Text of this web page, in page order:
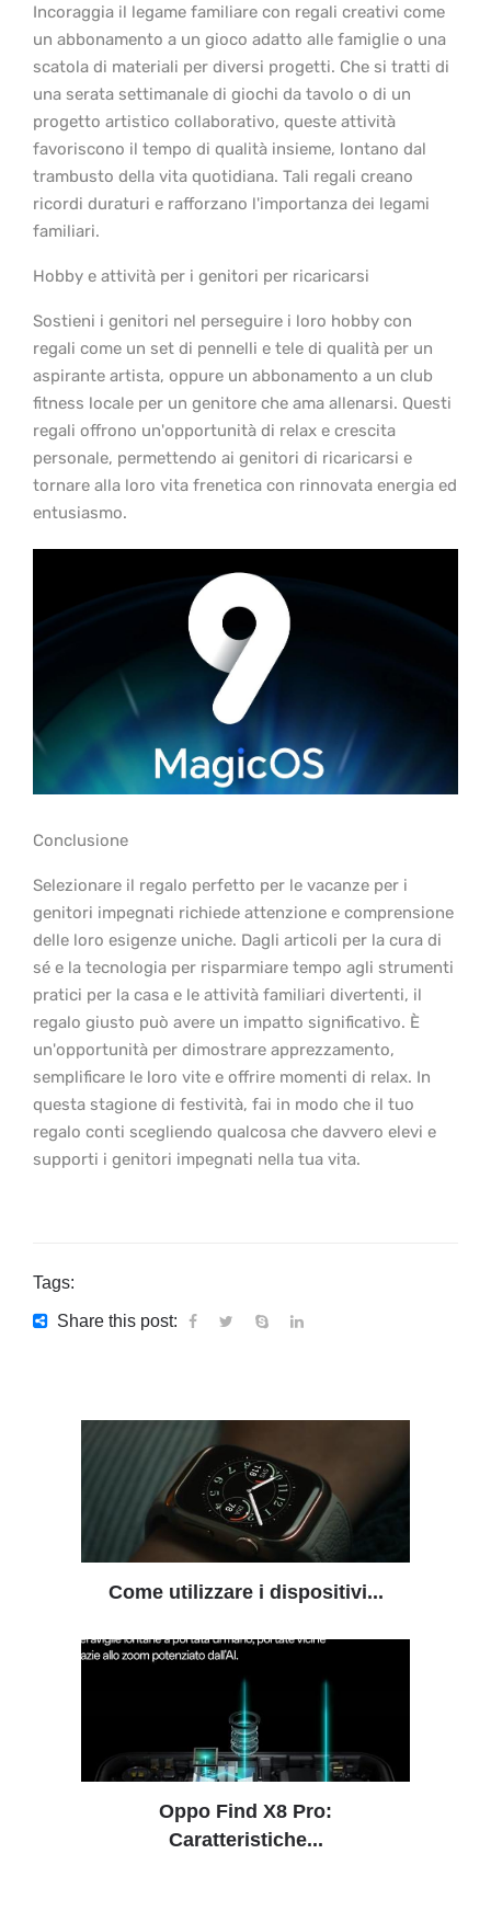
Incoraggia il legame familiare con regali creativi come
un abbonamento a un gioco adatto alle famiglie o una
scatola di materiali per diversi progetti. Che si tratti di
una serata settimanale di giochi da tavolo o di un
progetto artistico collaborativo, queste attività
favoriscono il tempo di qualità insieme, lontano dal
trambusto della vita quotidiana. Tali regali creano
ricordi duraturi e rafforzano l'importanza dei legami
familiari.
Hobby e attività per i genitori per ricaricarsi
Sostieni i genitori nel perseguire i loro hobby con
regali come un set di pennelli e tele di qualità per un
aspirante artista, oppure un abbonamento a un club
fitness locale per un genitore che ama allenarsi. Questi
regali offrono un'opportunità di relax e crescita
personale, permettendo ai genitori di ricaricarsi e
tornare alla loro vita frenetica con rinnovata energia ed
entusiasmo.
Conclusione
Selezionare il regalo perfetto per le vacanze per i
genitori impegnati richiede attenzione e comprensione
delle loro esigenze uniche. Dagli articoli per la cura di
sé e la tecnologia per risparmiare tempo agli strumenti
pratici per la casa e le attività familiari divertenti, il
regalo giusto può avere un impatto significativo. È
un'opportunità per dimostrare apprezzamento,
semplificare le loro vite e offrire momenti di relax. In
questa stagione di festività, fai in modo che il tuo
regalo conti scegliendo qualcosa che davvero elevi e
supporti i genitori impegnati nella tua vita.
Tags:
Share this post:
Come utilizzare i dispositivi...
Oppo Find X8 Pro:
Caratteristiche...